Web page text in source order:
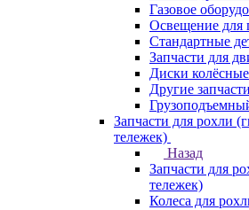
Газовое
Освещение для
Стандартные
Запчасти для
Диски колёсные
Другие
Запчасти для рохли
тележек)
Назад
Запчасти для
тележек)
Колеса для